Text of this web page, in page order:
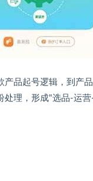
品起号逻辑，到产
理，形成"选品-运